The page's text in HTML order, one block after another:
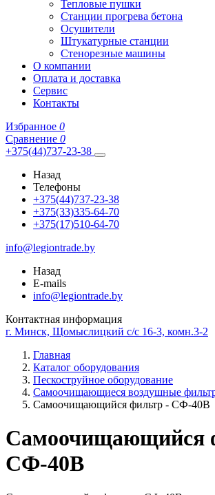
Тепловые пушки
Станции прогрева бетона
Осушители
Штукатурные станции
Стенорезные машины
О компании
Оплата и доставка
Сервис
Контакты
Избранное 0
Сравнение 0
+375(44)737-23-38
Назад
Телефоны
+375(44)737-23-38
+375(33)335-64-70
+375(17)510-64-70
info@legiontrade.by
Назад
E-mails
info@legiontrade.by
Контактная информация
г. Минск, Щомыслицкий с/с 16-3, комн.3-2
Главная
Каталог оборудования
Пескоструйное оборудование
Самоочищающиеся воздушные
Самоочищающийся фильтр - СФ-40В
Самоочищающийся
СФ-40В